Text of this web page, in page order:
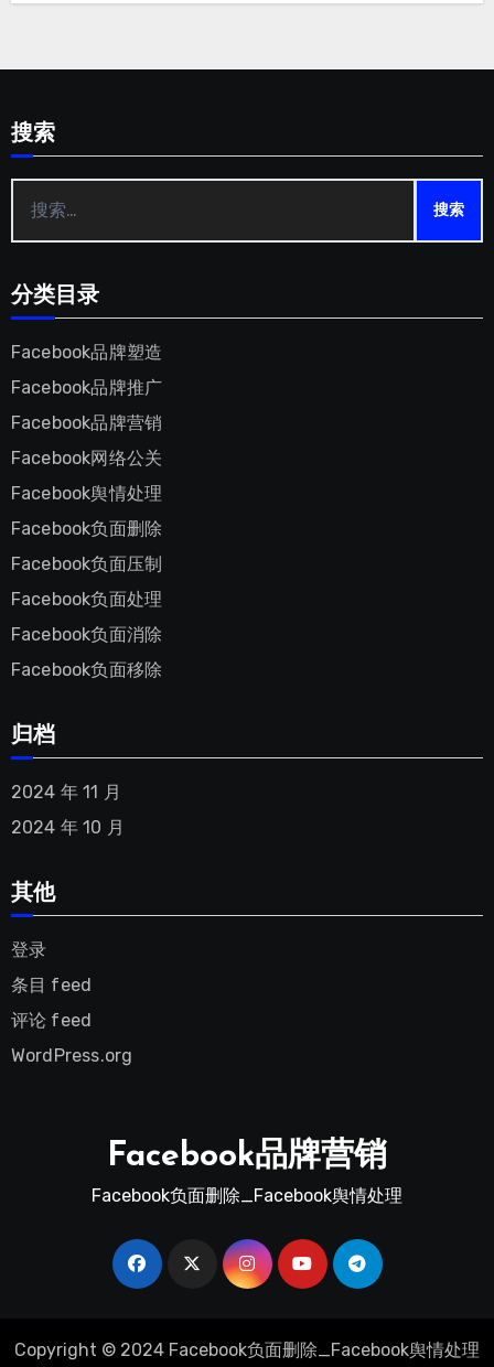
搜索
索：
分类目录
Facebook品牌塑造
Facebook品牌推广
Facebook品牌营销
Facebook网络公关
Facebook舆情处理
Facebook负面删除
Facebook负面压制
Facebook负面处理
Facebook负面消除
Facebook负面移除
归档
2024 年 11 月
2024 年 10 月
其他
登录
条目 feed
评论 feed
WordPress.org
Facebook品牌营销
Facebook负面删除_Facebook舆情处理
Copyright © 2024 Facebook负面删除_Facebook舆情处理